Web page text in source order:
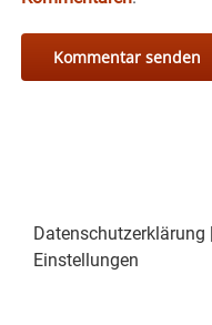
Datenschutzerklärung |
Einstellungen